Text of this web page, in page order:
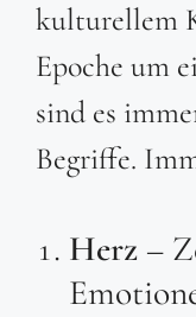
kulturellem
Epoche um
sind es
Begriffe.
Herz –